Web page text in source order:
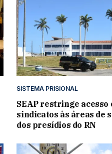
SISTEMA PRISIONAL
SEAP restringe acesso
sindicatos às áreas de
dos presídios do RN